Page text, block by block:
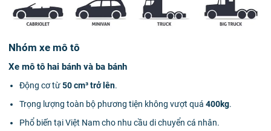
Nhóm xe mô tô
Xe mô tô hai bánh và ba bánh
Động cơ từ50 cm³ trở lên.
Trọng lượng toàn bộ phương tiện không vượt quá400kg.
Phổ biến tại Việt Nam cho nhu cầu di chuyển cá nhân.